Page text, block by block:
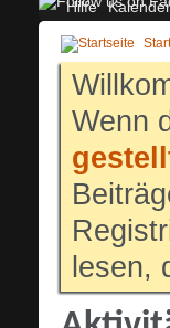
Hilfe Kalender
Wenn
lesen,